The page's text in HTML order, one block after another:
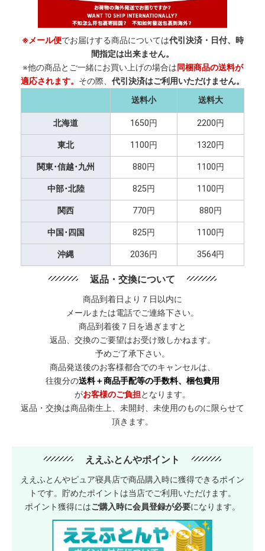
※メール便でお届けする商品については代引決済・日付、時
間指定は出来ません。
※他の商品とご一緒にお買い上げの場合は同梱商品の送料が
適応されます。 その際、 代引決済はご利用いただけません。
送料小
送料大
北海道 1650円 2200円
東北 1100円 1320円
関東･信越･九州 880円 1100円
中部･北陸 825円 1100円
関西 770円 880円
中国･四国 825円 1100円
沖縄 2036円 3564円
返品・交換について
商品到着日より７日以内に
メールまたは電話でご連絡下さい。
商品到着後７日を過ぎますと
返品、交換のご要望はお受け致しかねます。
予めご了承下さい。
商品発送後のお客様都合でのキャンセルは、
往復分の送料＋商品手配等の手数料、梱包費用
がお客様のご負担となります。
返品・交換は商品衛生上、未開封、未使用のものに限らせて
頂きます。
ええふとんやポイント
ええふとんやピュア寝具店で商品購入時に獲得できるポイン
トです。貯めたポイントは当店でご利用いただけます。
ポイント獲得にはご購入時に会員登録が必要になります。